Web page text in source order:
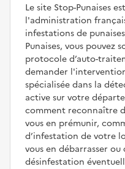
Le site Stop-Punaises
l'administration
infestations de
Punaises, vous pouvez
protocole d’auto-
demander
spécialisée dans la
active sur votre
comment reconnaître
vous en prémunir,
d’infestation de votre
vous en débarrasser
désinfestation